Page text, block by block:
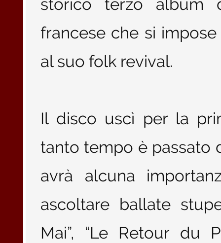
storico terzo
francese che si
al suo folk revival.
Il disco uscì per la
tanto tempo è passato
avrà alcuna
ascoltare ballate
Mai”, “Le Retour du